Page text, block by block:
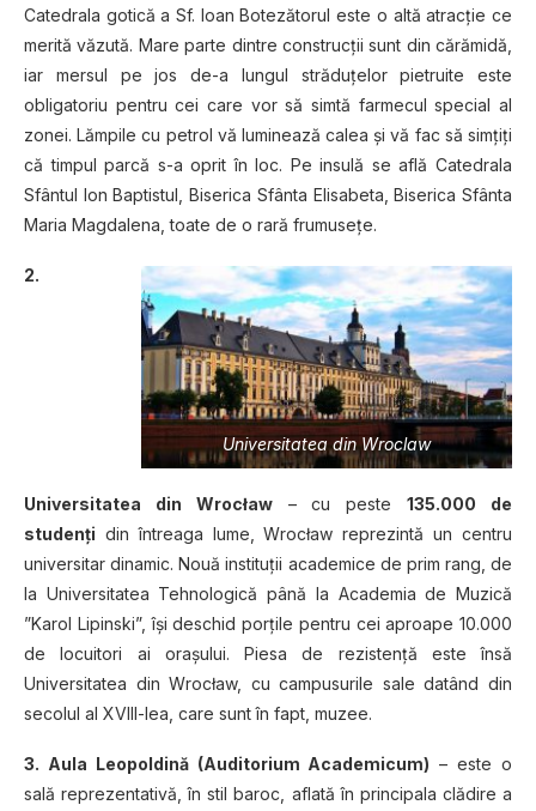
Catedrala gotică a Sf. Ioan Botezătorul este o altă atracţie ce
merită văzută. Mare parte dintre construcţii sunt din cărămidă,
iar mersul pe jos de-a lungul străduţelor pietruite este
obligatoriu pentru cei care vor să simtă farmecul special al
zonei. Lămpile cu petrol vă luminează calea şi vă fac să simţiţi
că timpul parcă s-a oprit în loc. Pe insulă se află Catedrala
Sfântul Ion Baptistul, Biserica Sfânta Elisabeta, Biserica Sfânta
Maria Magdalena, toate de o rară frumuseţe.
Universitatea din Wroclaw
2.
Universitatea din Wrocław– cu peste135.000 de
studenţi din întreaga lume, Wrocław reprezintă un centru
universitar dinamic. Nouă instituţii academice de prim rang, de
la Universitatea Tehnologică până la Academia de Muzică
”Karol Lipinski”, îşi deschid porţile pentru cei aproape 10.000
de locuitori ai oraşului. Piesa de rezistenţă este însă
Universitatea din Wrocław, cu campusurile sale datând din
secolul al XVIII-lea, care sunt în fapt, muzee.
3. Aula Leopoldină (Auditorium Academicum) – este o
sală reprezentativă, în stil baroc, aflată în principala clădire a